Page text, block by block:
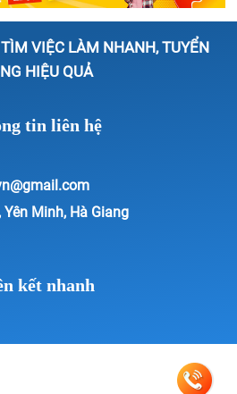
VIỆC LÀM NHANH, TUYỂN
HIỆU QUẢ
tin liên hệ
Minh, Hà Giang
kết nhanh